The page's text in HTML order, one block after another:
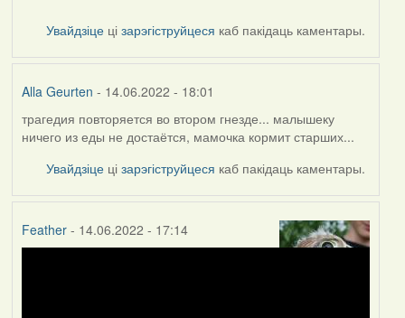
Увайдзіце цізарэгіструйцеся каб пакідаць каментары.
Alla Geurten - 14.06.2022 - 18:01
трагедия повторяется во втором гнезде... малышеку
ничего из еды не достаётся, мамочка кормит старших...
Увайдзіце цізарэгіструйцеся каб пакідаць каментары.
Feather- 14.06.2022 - 17:14